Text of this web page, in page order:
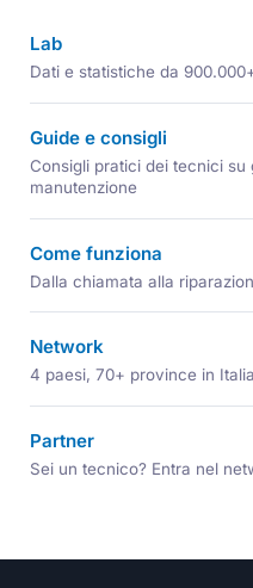
Lab
Dati e statistiche da
Guide e consigli
Consigli pratici dei tecnici su
manutenzione
Come funziona
Dalla chiamata alla
Network
4 paesi, 70+ province in
Partner
Sei un tecnico? Entra nel